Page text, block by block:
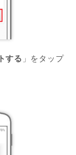
する 」をタップ